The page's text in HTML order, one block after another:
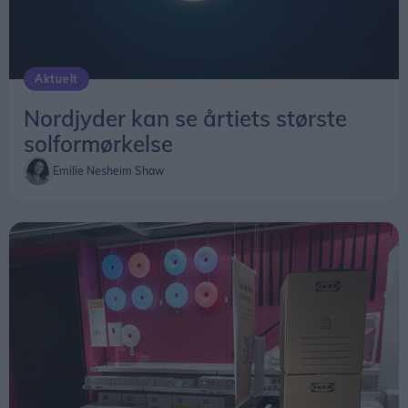
Aktuelt
Nordjyder kan se årtiets største
solformørkelse
Emilie Nesheim Shaw